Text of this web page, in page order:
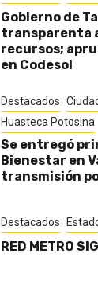
Gobierno de
transparenta
recursos;
en Codesol
Destacados
Huasteca Potosina
Se entregó
Bienestar en
transmisión
Destacados
RED METRO